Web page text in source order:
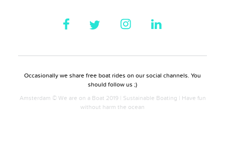
Occasionally we share free boat rides on our social channels. You
should follow us ;)
Amsterdam © We are on a Boat 2019 | Sustainable Boating | Have fun
without harm the ocean